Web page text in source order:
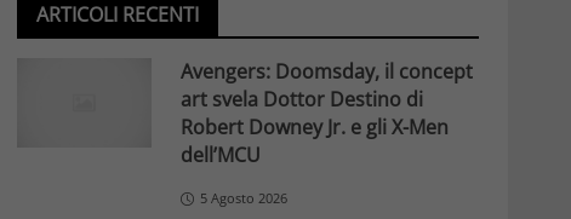
ARTICOLI RECENTI
Avengers: Doomsday, il concept
art svela Dottor Destino di
Robert Downey Jr. e gli X-Men
dell’MCU
5 Agosto 2026